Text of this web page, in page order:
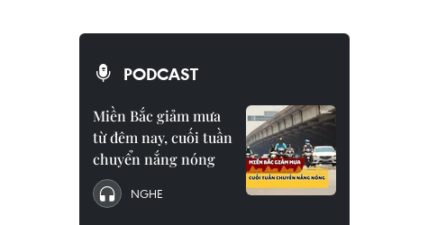
PODCAST
Miền Bắc giảm mưa
từ đêm nay, cuối tuần
chuyển nắng nóng
NGHE